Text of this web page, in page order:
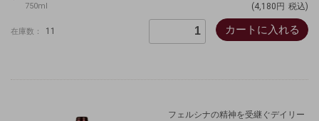
750ml
(4,180円 税込)
在庫数： 11 カートに入れる
フェルシナの精神を受継ぐデイリー